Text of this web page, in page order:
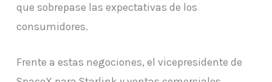
que sobrepase las expectativas de los
consumidores.
Frente a estas negociones, el vicepresidente de